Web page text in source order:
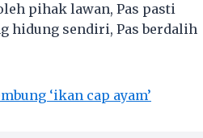
pihak lawan, Pas pasti
hidung sendiri, Pas berdalih
‘ikan cap ayam’